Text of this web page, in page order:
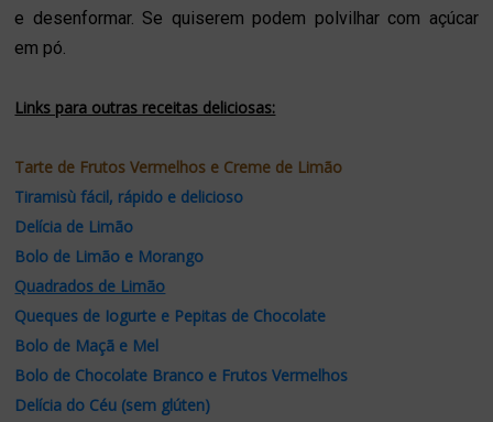
e desenformar. Se quiserem podem polvilhar com açúcar
em pó.
Links para outras receitas deliciosas:
Tarte de Frutos Vermelhos e Creme de Limão
Tiramisù fácil, rápido e delicioso
Delícia de Limão
Bolo de Limão e Morango
Quadrados de Limão
Queques de Iogurte e Pepitas de Chocolate
Bolo de Maçã e Mel
Bolo de Chocolate Branco e Frutos Vermelhos
Delícia do Céu (sem glúten)